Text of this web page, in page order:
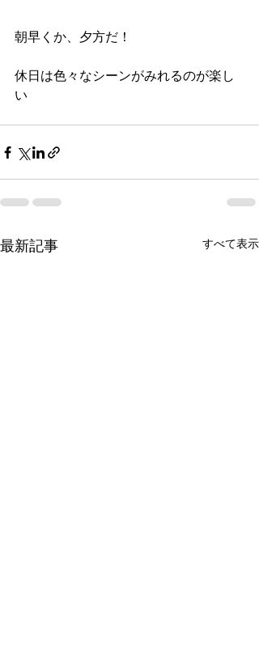
朝早くか、夕方だ！
休日は色々なシーンがみれるのが楽し
い
最新記事 すべて表示